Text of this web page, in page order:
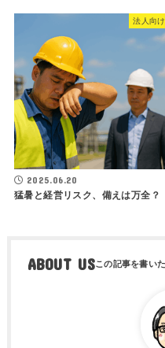
法人向け
2025.06.20
猛暑と経営リスク、備えは万全？
ABOUT US